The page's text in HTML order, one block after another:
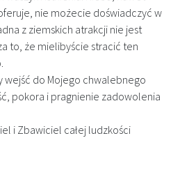
nie możecie doświadczyć w
z ziemskich atrakcji nie jest
to, że mielibyście stracić ten
wejść do Mojego chwalebnego
pokora i pragnienie zadowolenia
i Zbawiciel całej ludzkości